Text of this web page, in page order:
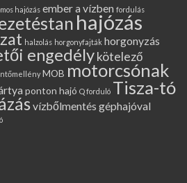
hajózás ember a vízben fordulás
hajózás
halzolás horgonyfajták horgonyzás
engedélykötelező
MOB motorcsónak
ponton hajó Q forduló Tisza-tó
vízbőlmentés géphajóval